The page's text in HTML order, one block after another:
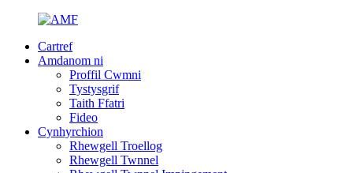
Cartref
Amdanom ni
Proffil Cwmni
Tystysgrif
Taith Ffatri
Fideo
Cynhyrchion
Rhewgell Troellog
Rhewgell Twnnel